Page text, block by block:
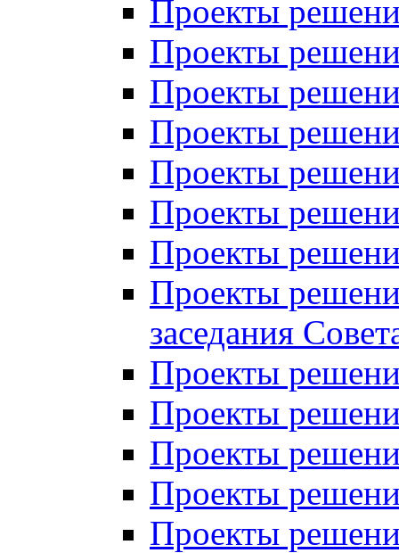
Проекты
Проекты
Проекты
Проекты
Проекты
Проекты
Проекты
Проекты
заседания
Проекты
Проекты
Проекты
Проекты
Проекты